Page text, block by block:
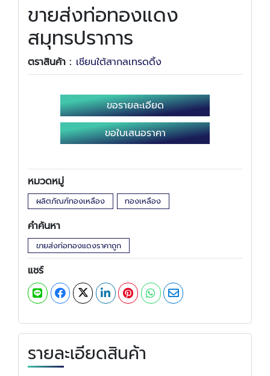
ขายส่งท่อทองแดง
สมุทรปราการ
ตราสินค้า : เชียนใต้สากลเทรดดิ้ง
ขอรายละเอียด
ขอใบเสนอราคา
หมวดหมู่
ผลิตภัณฑ์ทองเหลือง ทองเหลือง
คำค้นหา
ขายส่งท่อทองแดงราคาถูก
แชร์
รายละเอียดสินค้า